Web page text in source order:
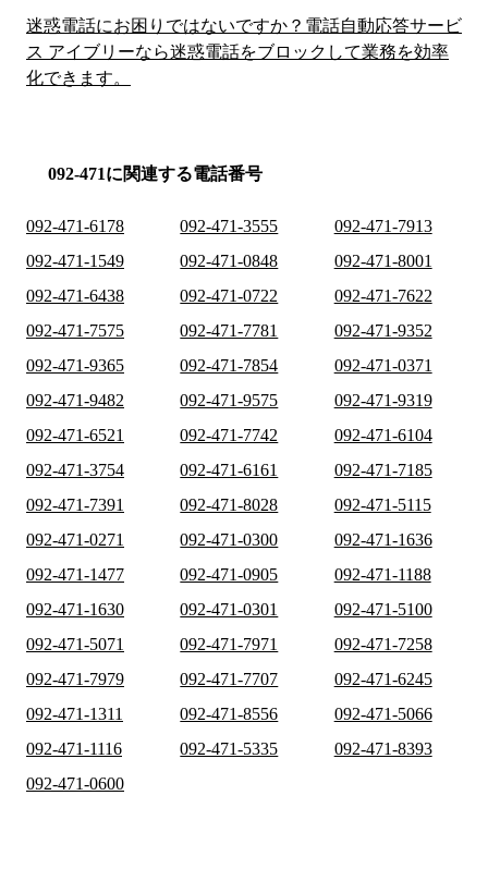
迷惑電話にお困りではないですか？電話自動応答サービ
ス アイブリーなら迷惑電話をブロックして業務を効率
化できます。
092-471に関連する電話番号
092-471-6178 092-471-3555
092-471-7913
092-471-1549
092-471-0848
092-471-8001
092-471-6438
092-471-0722
092-471-7622
092-471-7575
092-471-7781
092-471-9352
092-471-9365
092-471-7854
092-471-0371
092-471-9482
092-471-9575
092-471-9319
092-471-6521
092-471-7742
092-471-6104
092-471-3754
092-471-6161
092-471-7185
092-471-7391
092-471-8028
092-471-5115
092-471-0271
092-471-0300
092-471-1636
092-471-1477
092-471-0905
092-471-1188
092-471-1630
092-471-0301
092-471-5100
092-471-5071
092-471-7971
092-471-7258
092-471-7979
092-471-7707
092-471-6245
092-471-1311
092-471-8556
092-471-5066
092-471-1116
092-471-5335
092-471-8393
092-471-0600